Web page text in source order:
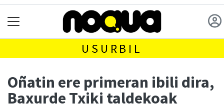
USURBIL
Oñatin ere primeran ibili dira,
Baxurde Txiki taldekoak